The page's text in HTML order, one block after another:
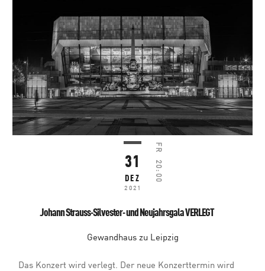
31
DEZ
2021
FR
20:00
Johann Strauss-Silvester- und Neujahrsgala VERLEGT
Gewandhaus zu Leipzig
Das Konzert wird verlegt. Der neue Konzerttermin wird